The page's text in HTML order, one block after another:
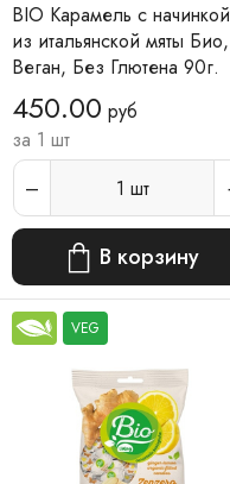
BIO Карамель с начинкой
из итальянской мяты Био,
Веган, Без Глютена 90г.
450.00 руб
за 1 шт
1 шт
В корзину
VEG